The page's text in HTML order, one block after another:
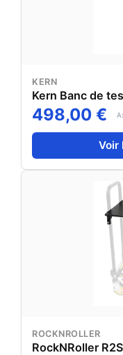
KERN
Kern Banc de
498,00 €
Voir
ROCKNROLLER
RockNRoller